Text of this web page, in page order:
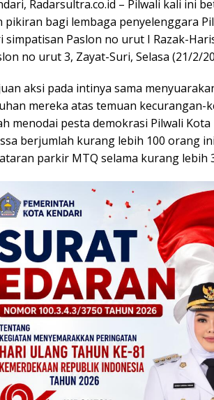
Radarsultra.co.id – Pilwali kali ini
pikiran bagi lembaga penyelenggara
simpatisan Paslon no urut I Razak-
no urut 3, Zayat-Suri, Selasa (21/2/
aksi pada intinya sama
mereka atas temuan kecurangan-
menodai pesta demokrasi Pilwali Kota
berjumlah kurang lebih 100 orang
parkir MTQ selama kurang lebih